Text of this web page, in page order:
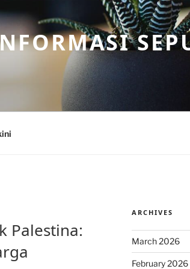
Palestina:
ARCHIVES
March 2026
February 2026